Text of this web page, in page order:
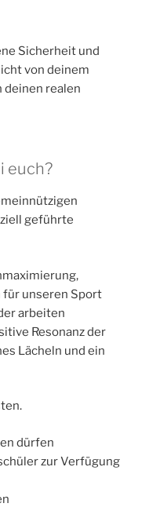
Sicherheit und
von deinem
deinen realen
euch?
geführte
unseren Sport
arbeiten
Resonanz der
Lächeln und ein
dürfen
zur Verfügung